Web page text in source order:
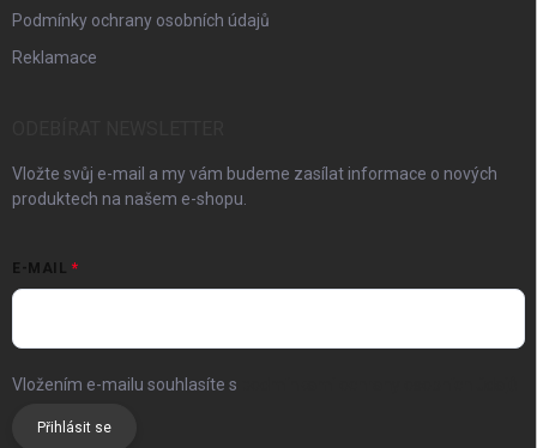
Podmínky ochrany osobních údajů
Reklamace
Vložte svůj e-mail a my vám budeme zasílat informace o nových
produktech na našem e-shopu.
E-MAIL
Vložením e-mailu souhlasíte s
Přihlásit se